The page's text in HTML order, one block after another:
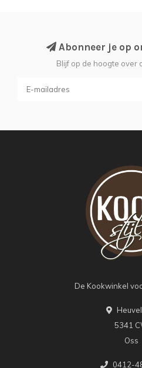
Abonneer je op
Blijf op de hoogte over
De Kookwinkel
5341
Oss
0412-